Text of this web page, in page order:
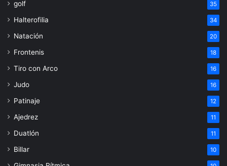
golf 35
Halterofilia 34
Natación 20
Frontenis 18
Tiro con Arco 16
Judo 16
Patinaje 12
Ajedrez 11
Duatlón 11
Billar 10